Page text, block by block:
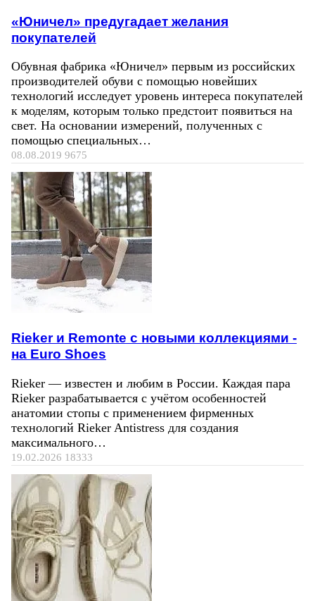
«Юничел» предугадает желания
покупателей
Обувная фабрика «Юничел» первым из российских
производителей обуви с помощью новейших
технологий исследует уровень интереса покупателей
к моделям, которым только предстоит появиться на
свет. На основании измерений, полученных с
помощью специальных…
08.08.2019 9675
Rieker и Remonte с новыми коллекциями -
на Euro Shoes
Rieker — известен и любим в России. Каждая пара
Rieker разрабатывается с учётом особенностей
анатомии стопы с применением фирменных
технологий Rieker Antistress для создания
максимального…
19.02.2026 18333